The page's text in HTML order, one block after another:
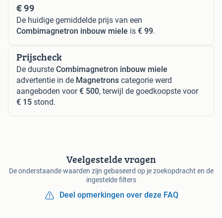
€ 99
De huidige gemiddelde prijs van een
Combimagnetron inbouw miele is € 99.
Prijscheck
De duurste Combimagnetron inbouw miele
advertentie in de Magnetrons categorie werd
aangeboden voor€ 500, terwijl de goedkoopste voor
€ 15 stond.
Veelgestelde vragen
De onderstaande waarden zijn gebaseerd op je zoekopdracht en de
ingestelde filters
Deel opmerkingen over deze FAQ